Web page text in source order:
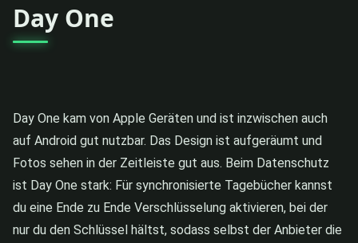
Day One
Day One kam von Apple Geräten und ist inzwischen auch
auf Android gut nutzbar. Das Design ist aufgeräumt und
Fotos sehen in der Zeitleiste gut aus. Beim Datenschutz
ist Day One stark: Für synchronisierte Tagebücher kannst
du eine Ende zu Ende Verschlüsselung aktivieren, bei der
nur du den Schlüssel hältst, sodass selbst der Anbieter die